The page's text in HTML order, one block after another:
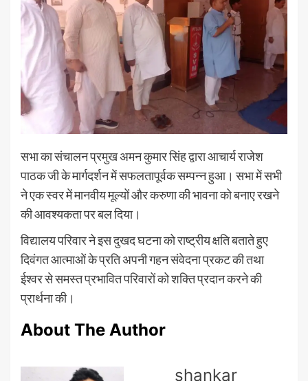
सभा का संचालन प्रमुख अमन कुमार सिंह द्वारा आचार्य राजेश
पाठक जी के मार्गदर्शन में सफलतापूर्वक सम्पन्न हुआ। सभा में सभी
ने एक स्वर में मानवीय मूल्यों और करुणा की भावना को बनाए रखने
की आवश्यकता पर बल दिया।
विद्यालय परिवार ने इस दुखद घटना को राष्ट्रीय क्षति बताते हुए
दिवंगत आत्माओं के प्रति अपनी गहन संवेदना प्रकट की तथा
ईश्वर से समस्त प्रभावित परिवारों को शक्ति प्रदान करने की
प्रार्थना की।
About The Author
shankar